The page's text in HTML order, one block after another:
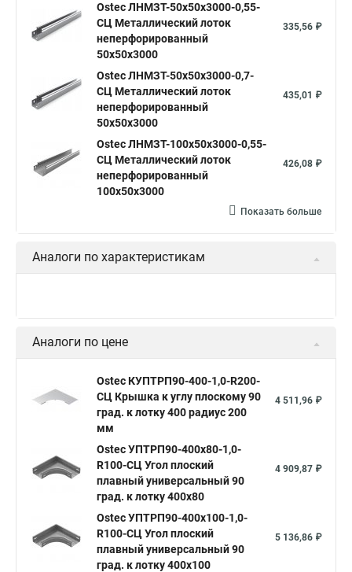
Ostec ЛНМЗТ-50х50х3000-0,55-
СЦ Металлический лоток
неперфорированный
50х50х3000
335,56 ₽
Ostec ЛНМЗТ-50х50х3000-0,7-
СЦ Металлический лоток
неперфорированный
50х50х3000
435,01 ₽
Ostec ЛНМЗТ-100х50х3000-0,55-
СЦ Металлический лоток
неперфорированный
100х50х3000
426,08 ₽
Показать больше
Аналоги по характеристикам
Аналоги по цене
Ostec КУПТРП90-400-1,0-R200-
СЦ Крышка к углу плоскому 90
град. к лотку 400 радиус 200
мм
4 511,96 ₽
Ostec УПТРП90-400х80-1,0-
R100-СЦ Угол плоский
плавный универсальный 90
град. к лотку 400х80
4 909,87 ₽
Ostec УПТРП90-400х100-1,0-
R100-СЦ Угол плоский
плавный универсальный 90
град. к лотку 400х100
5 136,86 ₽